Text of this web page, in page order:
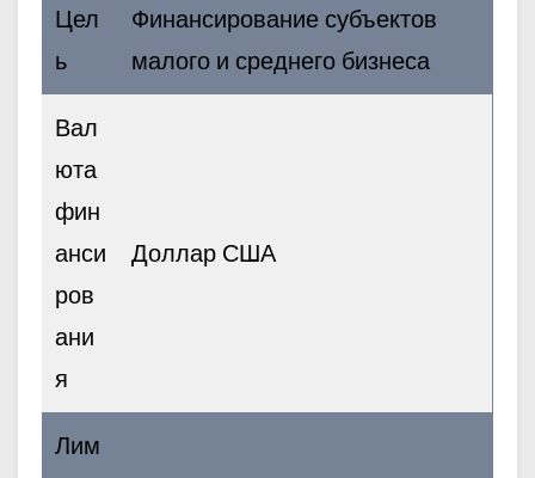
Цел
ь
Финансирование субъектов
малого и среднего бизнеса
Вал
юта
фин
анси
ров
ани
я
Доллар США
Лим